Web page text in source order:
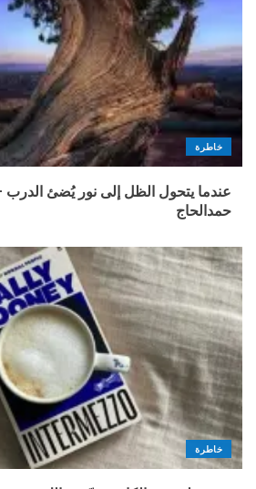
خاطرة
عندما يتحول الظل إلى نور يُضئ الدرب
حمدالحاج
خاطرة